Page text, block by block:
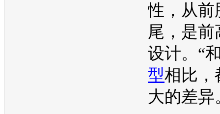
性，从前
尾，是
设计。“
型相比，
大的差异